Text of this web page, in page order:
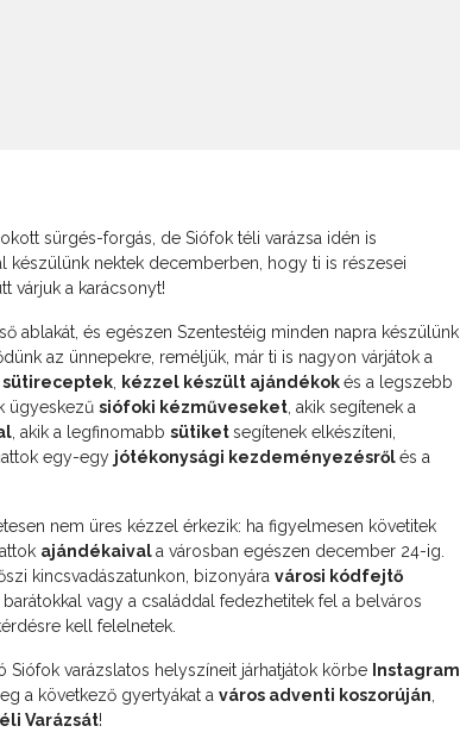
sürgés-forgás, de Siófok téli varázsa idén is
készülünk nektek decemberben, hogy ti is részesei
várjuk a karácsonyt!
ablakát, és egészen Szentestéig minden napra készülünk
az ünnepekre, reméljük, már ti is nagyon várjátok a
sütireceptek kézzel készült ajándékokés a legszebb
ügyeskezű siófoki kézműveseket , akik segítenek a
, akik a legfinomabb sütiketsegítenek elkészíteni,
egy-egy jótékonysági kezdeményezésrőlés a
nem üres kézzel érkezik: ha figyelmesen követitek
ajándékaivala városban egészen december 24-ig.
kincsvadászatunkon, bizonyára városi kódfejtő
vagy a családdal fedezhetitek fel a belváros
kell felelnetek.
varázslatos helyszíneit járhatjátok körbe Instagram
a következő gyertyákat a város adventi koszorúján
Varázsát!